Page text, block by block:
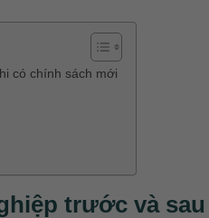
có chính sách mới
trước và